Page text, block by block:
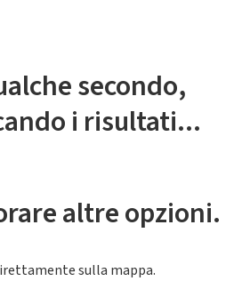
secondo,
i risultati...
altre opzioni.
sulla mappa.